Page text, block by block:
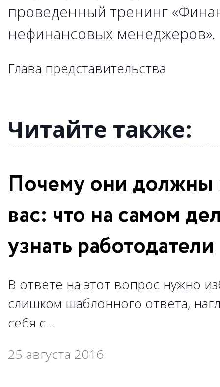
проведенный тренинг
нефинансовых
Глава представительства
→
→
→
→
→
→
→
→
→
→
→
→
→
→
→
→
→
→
→
→
→
→
Читайте также:
Почему они должны
вас: что на самом
узнать работодатели
В ответе на этот вопрос нужно
слишком шаблонного ответа,
себя с…
25 августа 2016